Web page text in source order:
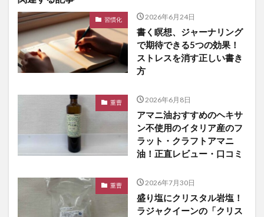
習慣化 2026年6月24日
書く瞑想、ジャーナリング
で期待できる5つの効果！
ストレスを消す正しい書き
方
重曹 2026年6月8日
アマニ油おすすめのヘキサ
ン不使用のイタリア産のフ
ラット・クラフトアマニ
油！正直レビュー・口コミ
重曹 2026年7月30日
盛り塩にクリスタル岩塩！
ラジャクイーンの「クリス